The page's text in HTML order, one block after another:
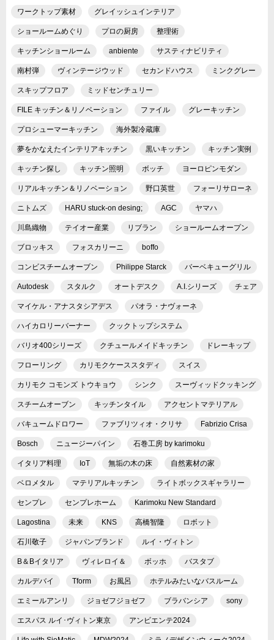
ワークトップ素材 グレイッシュインテリア
ショールームめぐり プロの厨房 整理術
キッチンショールーム anbiente サスティナビリティ
南村弾 ヴィンテージウッド セカンドハウス ミンクグレー
スキップフロア ミッドセンチュリー
FILE キッチン＆リノベーション ファイル グレーキッチン
プロシューマーキッチン 海外製冷蔵庫
夢をかなえたインテリアキッチン 黒いキッチン キッチン実例
キッチン探し キッチン照明 ボッチ ヨーロピンモダン
リアルキッチン＆リノベーション 野口英世 フォーリサローネ
ニトムズ HARU stuck-on desing; AGC ヤマハ
川島織物 テイオー産業 リブラン ショールームオープン
ブロッキス フォスカリーニ boffo
コンビスチームオーブン Philippe Starck バーベキューグリル
Autodesk スタルク オートデスク A.I.シリーズ チェア
マイケル・アナスタシアデス パオラ・ナヴォーネ
ハイカロリーバーナー クックトップシステム
バリオ400シリーズ クチュールメイドキッチン ドレーキップ
フローリング カリモクケーススタディ スイス
カリモク コモンズ トウキョウ シンク スーヴィッドクッキング
スチームオーブン キッチンタイル アクセントマテリアル
バキュームドロワー ファブリツィオ・クリサ Fabrizio Crisa
Bosch ニュージーパイン 石巻工房 by karimoku
イタリア料理 IoT 無垢の木の床 自然素材の家
ベロメタル マテリアルキッチン ライトボックスギャラリー
センプレ センプレホーム Karimoku New Standard
Lagostina 未来 KNS 高橋智隆 ロボット
石川敬子 ジャパンブランド ルイ・ヴィトン
B＆Bイタリア ヴィレロイ＆ ボッホ バスタブ
カルデバイ Tform お風呂 ホテルみたいなバスルーム
エミールアンリ ジョゼフジョゼフ ブラバンシア sony
エスパス ルイ･ヴィトン東京 アンビエンテ2024